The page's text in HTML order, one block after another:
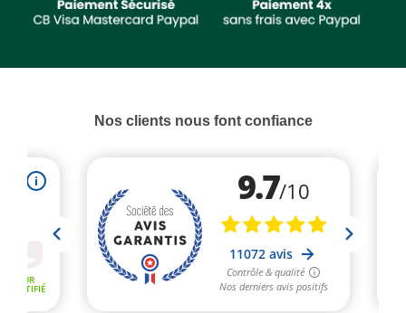
Nos clients nous font confiance